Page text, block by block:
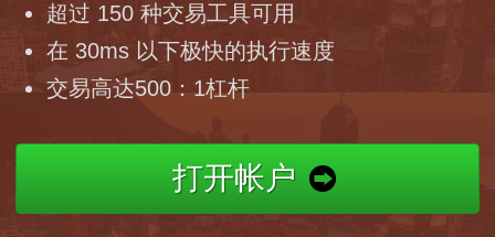
超过 150 种交易工具可用
在 30ms 以下极快的执行速度
交易高达500：1杠杆
打开帐户